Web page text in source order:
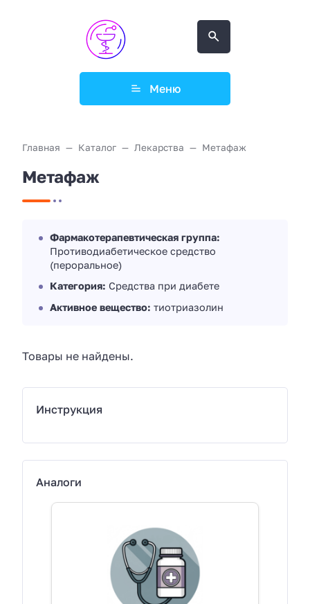
Меню
Главная Каталог Лекарства Метафаж
Метафаж
Фармакотерапевтическая группа:
Противодиабетическое средство
(пероральное)
Категория: Средства при диабете
Активное вещество: тиотриазолин
Товары не найдены.
Инструкция
Аналоги